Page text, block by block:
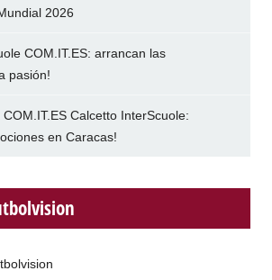
2026
COM.IT.ES: arrancan las
pasión!
COM.IT.ES Calcetto InterScuole:
en Caracas!